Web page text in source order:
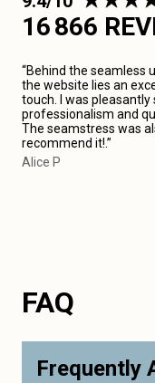
16 866
“Behind the seamless
the website lies an
touch. I was pleasantly
professionalism and
The seamstress was
recommend it!.”
Alice P
FAQ
Frequently